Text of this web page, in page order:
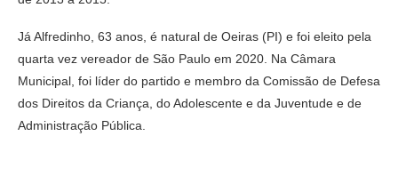
Já Alfredinho, 63 anos, é natural de Oeiras (PI) e foi eleito pela
quarta vez vereador de São Paulo em 2020. Na Câmara
Municipal, foi líder do partido e membro da Comissão de Defesa
dos Direitos da Criança, do Adolescente e da Juventude e de
Administração Pública.